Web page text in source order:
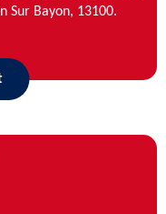
Sur Bayon, 13100.